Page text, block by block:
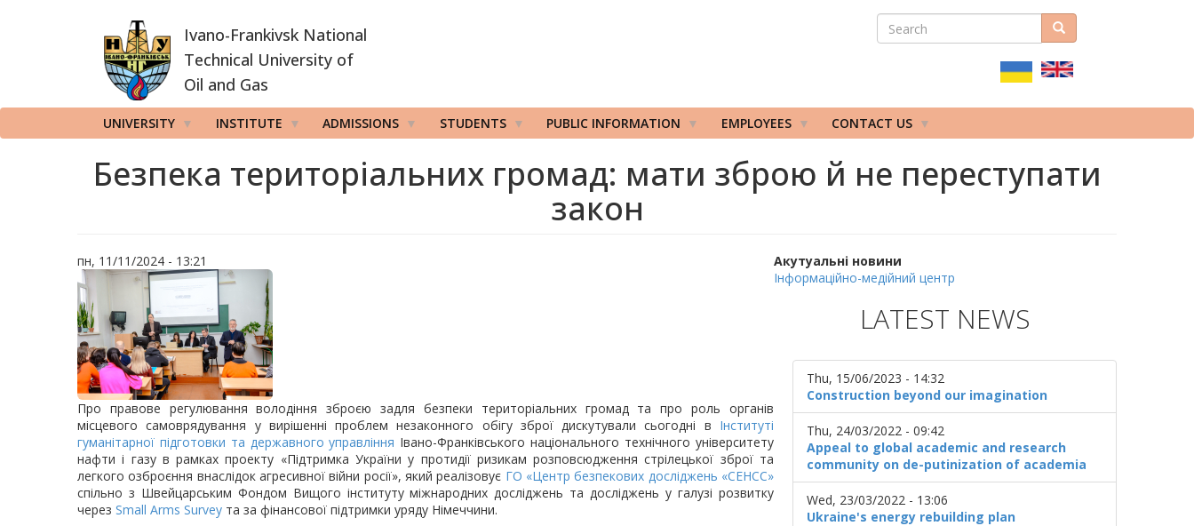
Ivano-Frankivsk National
Technical University of
Oil and Gas
ПОШУКОВА
SEARCH Search
UNIVERSITY INSTITUTE ADMISSIONS STUDENTS PUBLIC INFORMATION EMPLOYEES CONTACT US
Безпека територіальних громад: мати зброю й не переступати
закон
пн, 11/11/2024 - 13:21
Про правове регулювання володіння зброєю задля безпеки територіальних громад та про роль органів
місцевого самоврядування у вирішенні проблем незаконного обігу зброї дискутували сьогодні в Інституті
гуманітарної підготовки та державного управління Івано-Франківського національного технічного університету
нафти і газу в рамках проекту «Підтримка України у протидії ризикам розповсюдження стрілецької зброї та
легкого озброєння внаслідок агресивної війни росії», який реалізовує ГО «Центр безпекових досліджень «СЕНСС»
спільно з Швейцарським Фондом Вищого інституту міжнародних досліджень та досліджень у галузі розвитку
через Small Arms Survey та за фінансової підтримки уряду Німеччини.
Акутуальні новини
Інформаційно-медійний центр
LATEST NEWS
Thu, 15/06/2023 - 14:32
Construction beyond our imagination
Thu, 24/03/2022 - 09:42
Appeal to global academic and research
community on de-putinization of academia
Wed, 23/03/2022 - 13:06
Ukraine's energy rebuilding plan